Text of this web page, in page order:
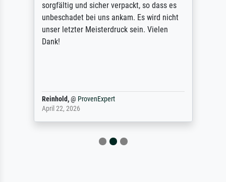
sorgfältig und sicher verpackt, so dass es
unbeschadet bei uns ankam. Es wird nicht
unser letzter Meisterdruck sein. Vielen
Dank!
Reinhold,@ ProvenExpert
April 22, 2026